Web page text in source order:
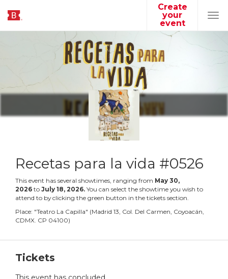
Create
your
event
Recetas para la vida #0526
This event has several showtimes, ranging from May 30,
2026 to July 18, 2026. You can select the showtime you wish to
attend to by clicking the green button in the tickets section.
Place: "Teatro La Capilla" (Madrid 13, Col. Del Carmen, Coyoacán,
CDMX. CP 04100)
Tickets